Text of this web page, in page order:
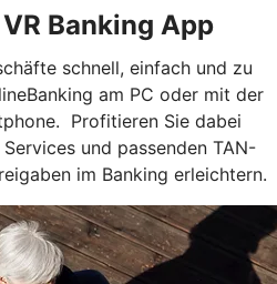
Banking App
schnell, einfach und zu
am PC oder mit der
Profitieren Sie dabei
und passenden TAN-
im Banking erleichtern.